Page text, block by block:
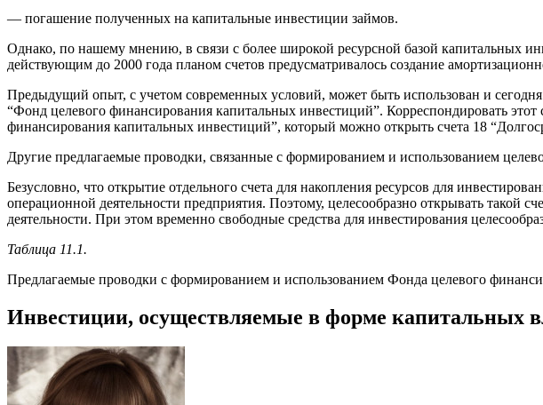
— погашение полученных на капитальные инвестиции займов.
Однако, по нашему мнению, в связи с более широкой ресурсной базой капитальных
действующим до 2000 года планом счетов предусматривалось создание
Предыдущий опыт, с учетом современных условий, может быть использован и
“Фонд целевого финансирования капитальных инвестиций”. Корреспондировать
финансирования капитальных инвестиций”, который можно открыть счета 18
Другие предлагаемые проводки, связанные с формированием и использованием
Безусловно, что открытие отдельного счета для накопления ресурсов для
операционной деятельности предприятия. Поэтому, целесообразно открывать такой
деятельности. При этом временно свободные средства для инвестирования
Таблица 11.1.
Предлагаемые проводки с формированием и использованием Фонда целевого
Инвестиции, осуществляемые в форме капитальных